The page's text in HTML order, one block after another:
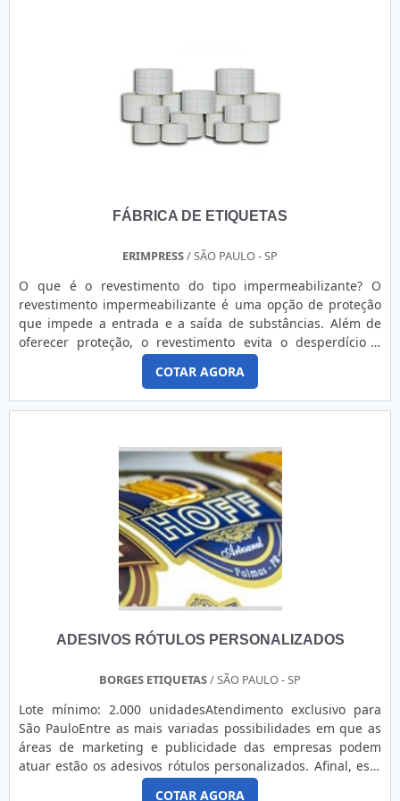
visto que elas podem ser feita com os seguintes
materiais:Couchê;Térmico;Filme BOPP;Papel branco
fosco; Filme de poliéster.Nesse contexto, é válido citar que o
papel deve ser resistente a diferentes temperaturas e
assegurar uma excelente impressão. Não só isso, elas
um modo geral, o produto etiquetado aumenta
empresa do setor, já que o uso da mesma representa um
sejam sob medida, ou seja, apresentam tamanhos e
formatos de acordo com as necessidades
específicas. ETIQUETA PARA DATA DE VALIDADE DE ALTA
EFICIÊNCIA A empresa Etiquetas Camp Label está há mais
de 15 anos no mercado de etiquetas e impressoras,
oferecendo excelentes soluções para indústrias e comércios
em geral. Além de etiquetas, a empresa assegura venda e
mail ou telefone, e saiba mais!.
FÁBRICA DE ETIQUETAS
ERIMPRESS/ SÃO PAULO - SP
O que é o revestimento do tipo impermeabilizante? O
revestimento impermeabilizante é uma opção de proteção
que impede a entrada e a saída de substâncias. Além de
oferecer proteção, o revestimento evita o desperdício e
impede a ocorrência de contaminações. Dentre locais onde
existe a necessidade de um revestimento de
impermeabilização, pode-se citar: - Lagoas; - Bacias; -
Reservatórios dágua ou efluentes industriais; - Aterros
COTAR AGORA
ADESIVOS RÓTULOS PERSONALIZADOS
BORGES ETIQUETAS/ SÃO PAULO - SP
Lote mínimo: 2.000 unidadesAtendimento exclusivo para
São PauloEntre as mais variadas possibilidades em que as
áreas de marketing e publicidade das empresas podem
atuar estão os adesivos rótulos personalizados. Afinal, este
acessório é um meio de comunicação entre os clientes e as
COTAR AGORA